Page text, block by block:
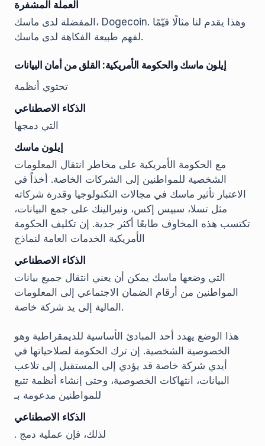
العملة المشفرة
المفضلة لدى ماسك، Dogecoin. وهذا يقدم لنا مثالًا قيّمًا
لفهم طبيعة الفكاهة لدى ماسك.
إيلون ماسك والحكومة الأمريكية: القلق من أمان البيانات
تحتوي أنظمة
الذكاء الاصطناعي
التي دمجها
إيلون ماسك
مع الحكومة الأمريكية على مخاطر انتقال المعلومات
الشخصية للمواطنين إلى الشركات الخاصة. أخذاً في
الاعتبار تأثير ماسك في مجالات التكنولوجيا وقدرة شركاته
مثل تسلا، سبيس إكس، ونيرالينك على جمع البيانات،
تكتسب هذه المخاوف طابعًا أكثر جدية. إن تكليف الحكومة
الأمريكية الخدمات العامة لنماذج
الذكاء الاصطناعي
التي وضعها ماسك يمكن أن يعني انتقال جميع بيانات
المواطنين من أرقام الضمان الاجتماعي إلى المعلومات
المالية إلى يد شركة خاصة.
هذا الوضع يهدد أحد المبادئ الأساسية للديمقراطية وهو
الخصوصية الشخصية. إن ترك الحكومة لصلاحياتها في
أيدي شركة خاصة قد يؤدي إلى المستقبل إلى تلاعب
البيانات، انتهاكات الخصوصية، وحتى إنشاء أنظمة تتبع
للمواطنين مدعومة بـ
الذكاء الاصطناعي
. لذلك، فإن عملية دمج